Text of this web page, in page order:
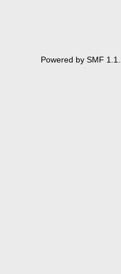
Powered by SMF